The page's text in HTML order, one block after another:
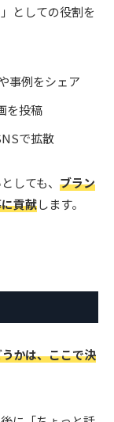
としての役割を
事例をシェア
を投稿
で拡散
しても、 ブラン
貢献します。
かは、ここで決